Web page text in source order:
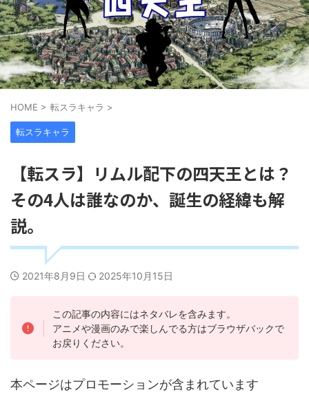
HOME > 転スラキャラ >
転スラキャラ
【転スラ】リムル配下の四天王とは？
その4人は誰なのか、誕生の経緯も解
説。
2021年8月9日 2025年10月15日
この記事の内容にはネタバレを含みます。
アニメや漫画のみで楽しんでる方はブラウザバックで
お戻りください。
本ページはプロモーションが含まれています